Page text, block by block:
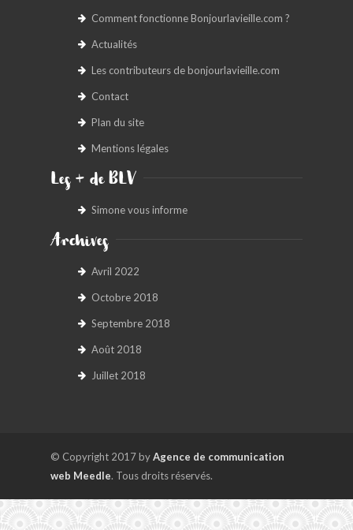
Comment fonctionne Bonjourlavieille.com ?
Actualités
Les contributeurs de bonjourlavieille.com
Contact
Plan du site
Mentions légales
Les + de BLV
Simone vous informe
Archives
Avril 2022
Octobre 2018
Septembre 2018
Août 2018
Juillet 2018
© Copyright 2017 byAgence de communication
web Meedle. Tous droits réservés.